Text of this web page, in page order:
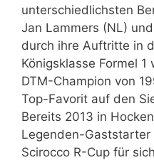
unterschiedlichsten
Jan Lammers (NL)
durch ihre Auftritte in
Königsklasse Formel
DTM-Champion von
Top-Favorit auf den
Bereits 2013 in
Legenden-
Scirocco R-Cup für